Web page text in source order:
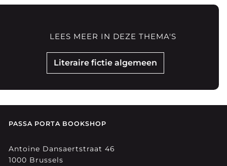
Literaire fictie algemeen
LEES MEER IN DEZE THEMA'S
PASSA PORTA BOOKSHOP
Antoine Dansaertstraat 46
1000 Brussels